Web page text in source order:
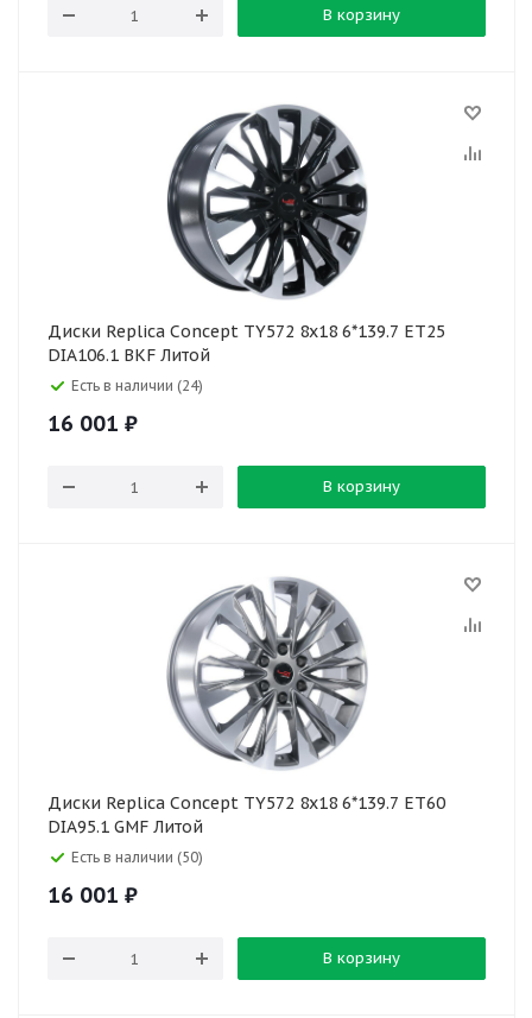
В корзину
Диски Replica Concept TY572 8x18 6*139.7 ET25
DIA106.1 BKF Литой
Есть в наличии (24)
16 001 ₽
В корзину
Диски Replica Concept TY572 8x18 6*139.7 ET60
DIA95.1 GMF Литой
Есть в наличии (50)
16 001 ₽
В корзину